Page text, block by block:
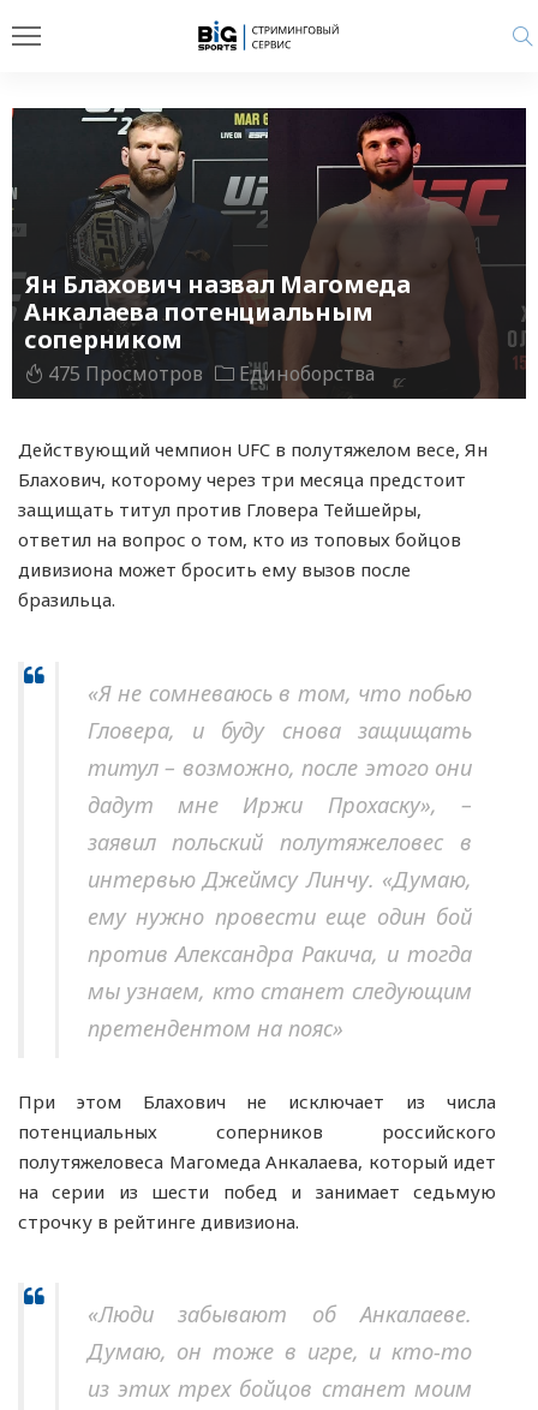
Ян Блахович назвал Магомеда
Анкалаева потенциальным
соперником
475 Просмотров Единоборства
Действующий чемпион UFC в полутяжелом весе, Ян
Блахович, которому через три месяца предстоит
защищать титул против Гловера Тейшейры,
ответил на вопрос о том, кто из топовых бойцов
дивизиона может бросить ему вызов после
бразильца.
«Я не сомневаюсь в том, что побью
Гловера, и буду снова защищать
титул – возможно, после этого они
дадут мне Иржи Прохаску», –
заявил польский полутяжеловес в
интервью Джеймсу Линчу. «Думаю,
ему нужно провести еще один бой
против Александра Ракича, и тогда
мы узнаем, кто станет следующим
претендентом на пояс»
При этом Блахович не исключает из числа
потенциальных соперников российского
полутяжеловеса Магомеда Анкалаева, который идет
на серии из шести побед и занимает седьмую
строчку в рейтинге дивизиона.
«Люди забывают об Анкалаеве.
Думаю, он тоже в игре, и кто-то
из этих трех бойцов станет моим